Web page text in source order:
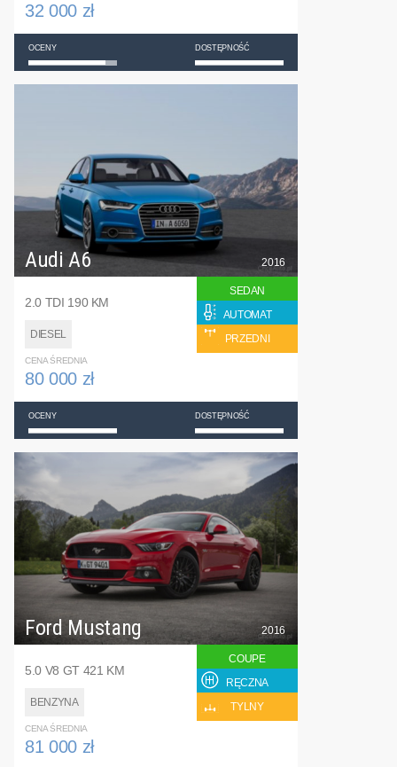
32 000 zł
OCENY DOSTĘPNOŚĆ
Audi A6
2.0 TDI 190 KM
DIESEL
2016
SEDAN
AUTOMAT
PRZEDNI
CENA ŚREDNIA
80 000 zł
OCENY DOSTĘPNOŚĆ
Ford Mustang
5.0 V8 GT 421 KM
BENZYNA
2016
COUPE
RĘCZNA
TYLNY
CENA ŚREDNIA
81 000 zł